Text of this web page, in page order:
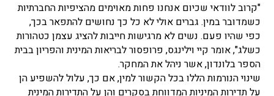
"קרוב לוודאי שכיום אנחנו פחות מאוימים מהציפיות החברתיות
כשמדובר במין. גברים אולי לא כל כך נחושים להתפאר בכך,
כפי שהיו פעם. נשים לא מרגישות חייבות להציג עצמן כטהורות
כשלג", אומר קיי וילינגס, פרופסור לבריאות המינית והפריון בבית
הספר בלונדון, אשר ניהל את המחקר.
שינוי הנורמות הללו בכל הקשור למין, אם כך, עלול להשפיע הן
על תדירות המיניות המדווחת בסקרים והן על התדירות המינית